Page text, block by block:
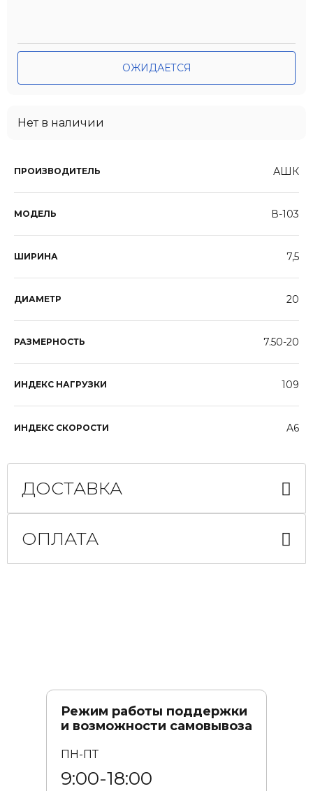
ПРОИЗВОДИТЕЛЬ АШК
МОДЕЛЬ В-103
ШИРИНА 7,5
ДИАМЕТР 20
РАЗМЕРНОСТЬ 7.50-20
ИНДЕКС НАГРУЗКИ 109
ИНДЕКС СКОРОСТИ A6
ОЖИДАЕТСЯ
Нет в наличии
ДОСТАВКА
ОПЛАТА
Режим работы поддержки
и возможности самовывоза
ПН-ПТ
9:00-18:00